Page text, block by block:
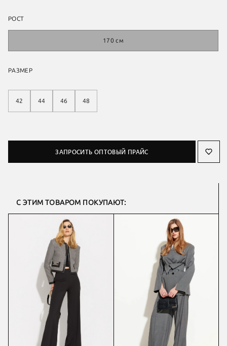
РОСТ
170 см
РАЗМЕР
42 44 46 48
ЗАПРОСИТЬ ОПТОВЫЙ ПРАЙС
С ЭТИМ ТОВАРОМ ПОКУПАЮТ: